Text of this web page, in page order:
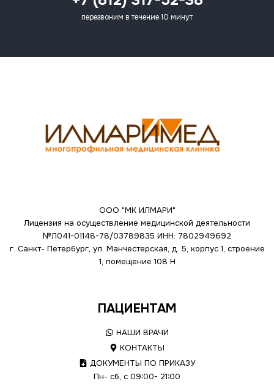
перезвоним в течение 10 минут
ООО "МК ИЛМАРИ"
Лицензия на осуществление медицинской деятельности
№Л041-01148-78/03789835 ИНН: 7802949692
г. Санкт- Петербург, ул. Манчестерская, д. 5, корпус 1, строение
1, помещение 108 Н
ПАЦИЕНТАМ
НАШИ ВРАЧИ
КОНТАКТЫ
ДОКУМЕНТЫ ПО ПРИКАЗУ
Пн- сб, с 09:00- 21:00